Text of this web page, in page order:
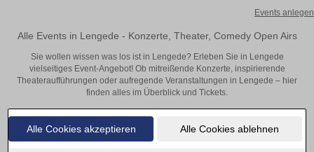
Alle Cookies akzeptieren Alle Cookies ablehnen
Events anlegen
Alle Events in Lengede - Konzerte, Theater, Comedy Open Airs
Sie wollen wissen was los ist in Lengede? Erleben Sie in Lengede
vielseitiges Event-Angebot! Ob mitreißende Konzerte, inspirierende
Theateraufführungen oder aufregende Veranstaltungen in Lengede – hier
finden alles im Überblick und Tickets.